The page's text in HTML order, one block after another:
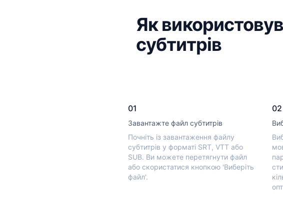
Як
субтитрів
01
Завантажте файл субтитрів
Почніть із завантаження файлу
субтитрів у форматі SRT, VTT або
SUB. Ви можете перетягнути файл
або скористатися кнопкою 'Виберіть
файл'.
02